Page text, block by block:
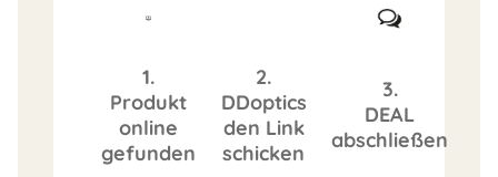
1.
Produkt
online
gefunden
2.
DDoptics
den Link
schicken
3.
DEAL
abschließen